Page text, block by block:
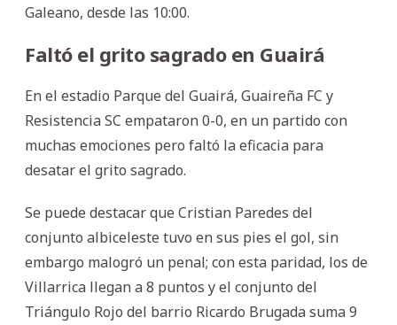
Galeano, desde las 10:00.
Faltó el grito sagrado en Guairá
En el estadio Parque del Guairá, Guaireña FC y
Resistencia SC empataron 0-0, en un partido con
muchas emociones pero faltó la eficacia para
desatar el grito sagrado.
Se puede destacar que Cristian Paredes del
conjunto albiceleste tuvo en sus pies el gol, sin
embargo malogró un penal; con esta paridad, los de
Villarrica llegan a 8 puntos y el conjunto del
Triángulo Rojo del barrio Ricardo Brugada suma 9